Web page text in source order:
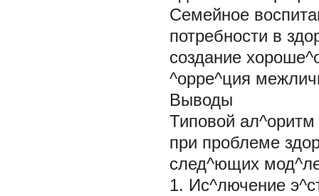
Семейное
потребности в
создание
^орре^ция
Выводы
Типовой
при проблеме
след^ющих
1. Ис^лючение